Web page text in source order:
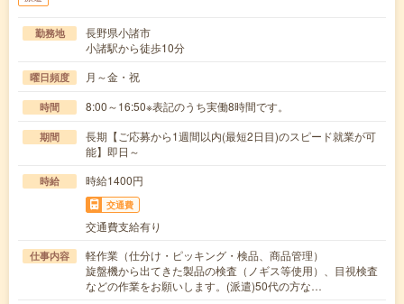
勤務地
長野県小諸市
小諸駅から徒歩10分
曜日頻度 月～金・祝
時間 8:00～16:50※表記のうち実働8時間です。
期間
長期【ご応募から1週間以内(最短2日目)のスピード就業が可
能】即日～
時給 時給1400円
交通費
交通費支給有り
仕事内容
軽作業（仕分け・ピッキング・検品、商品管理）
旋盤機から出てきた製品の検査（ノギス等使用）、目視検査
などの作業をお願いします。(派遣)50代の方な…